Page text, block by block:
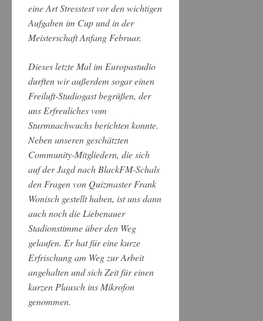
eine Art Stresstest vor den wichtigen
Aufgaben im Cup und in der
Meisterschaft Anfang Februar.
Dieses letzte Mal im Europastudio
durften wir außerdem sogar einen
Freiluft-Studiogast begrüßen, der
uns Erfreuliches vom
Sturmnachwuchs berichten konnte.
Neben unseren geschätzten
Community-Mitgliedern, die sich
auf der Jagd nach BlackFM-Schals
den Fragen von Quizmaster Frank
Wonisch gestellt haben, ist uns dann
auch noch die Liebenauer
Stadionstimme über den Weg
gelaufen. Er hat für eine kurze
Erfrischung am Weg zur Arbeit
angehalten und sich Zeit für einen
kurzen Plausch ins Mikrofon
genommen.